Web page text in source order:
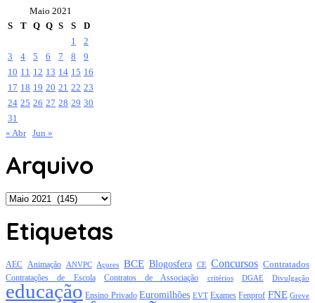
Maio 2021
S
T Q Q S S
D
1
2
3
4 5 6 7 8
9
10 11 12 13 14 15 16
17 18 19 20 21 22 23
24 25 26 27 28 29 30
31
« Abr Jun »
Arquivo
Arquivo
Etiquetas
AEC Animação ANVPC Açores BCE Blogosfera CE Concursos Contratados
Contratações de Escola Contratos de Associação critérios DGAE Divulgação
educação Ensino Privado Euromilhões EVT Exames Fenprof FNE Greve